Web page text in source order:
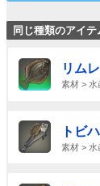
同じ種類のアイテ
リム
素材 > 水
トビ
素材 > 水